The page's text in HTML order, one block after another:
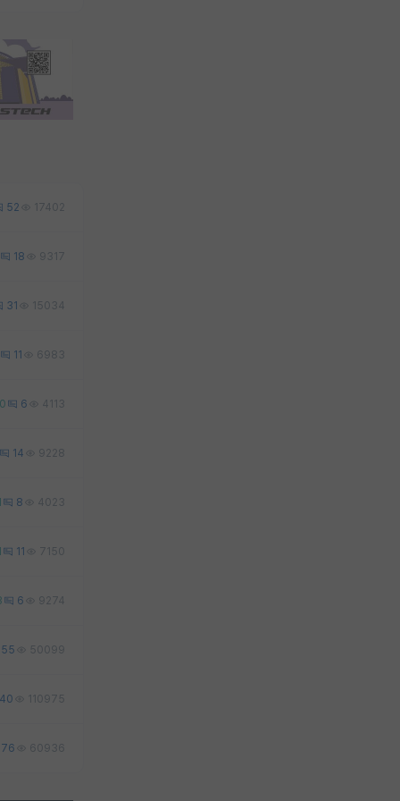
52 17402
18 9317
31 15034
11 6983
0 6 4113
14 9228
8 4023
11 7150
6 9274
55 50099
40 110975
76 60936